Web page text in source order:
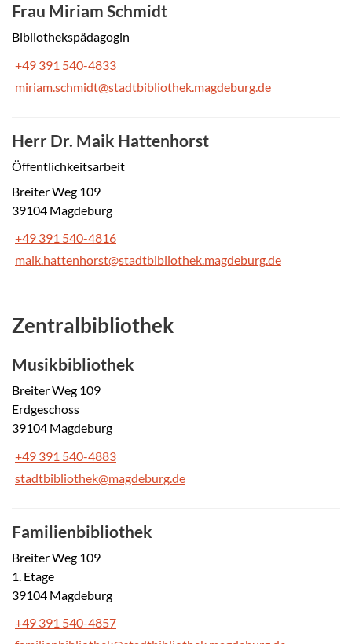
Frau Miriam Schmidt
Bibliothekspädagogin
+49 391 540-4833
miriam.schmidt@stadtbibliothek.magdeburg.de
Herr Dr. Maik Hattenhorst
Öffentlichkeitsarbeit
Breiter Weg 109
39104 Magdeburg
+49 391 540-4816
maik.hattenhorst@stadtbibliothek.magdeburg.de
Zentralbibliothek
Musikbibliothek
Breiter Weg 109
Erdgeschoss
39104 Magdeburg
+49 391 540-4883
stadtbibliothek@magdeburg.de
Familienbibliothek
Breiter Weg 109
1. Etage
39104 Magdeburg
+49 391 540-4857